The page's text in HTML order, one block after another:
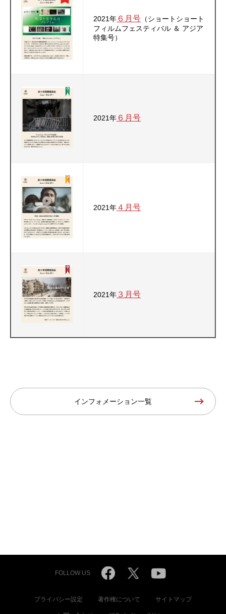
2021年 ６月号 （ショートショート
フィルムフェスティバル ＆ アジア
特集号）
2021年 ６月号
2021年４月号
2021年 ３月号
インフォメーション一覧
FOLLOW US
プライバシー設定 著作権について サイトマップ